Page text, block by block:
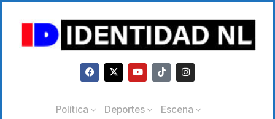
Política Deportes
Escena